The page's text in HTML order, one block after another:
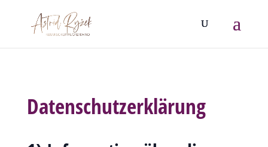
Datenschutzerklärung